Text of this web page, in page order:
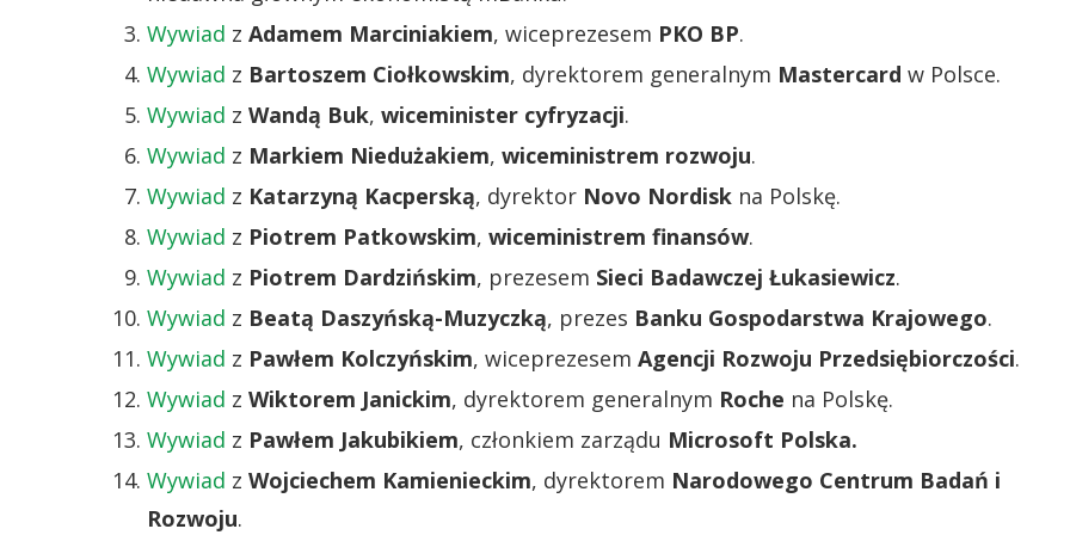
Wywiad z Adamem Marciniakiem, wiceprezesem PKO BP.
Wywiad z Bartoszem Ciołkowskim, dyrektorem generalnym Mastercard w Polsce.
Wywiad z Wandą Buk, wiceminister cyfryzacji.
Wywiad z Markiem Niedużakiem, wiceministrem rozwoju.
Wywiad z Katarzyną Kacperską, dyrektor Novo Nordisk na Polskę.
Wywiad z Piotrem Patkowskim, wiceministrem finansów.
Wywiad z Piotrem Dardzińskim, prezesem Sieci Badawczej Łukasiewicz.
Wywiad z Beatą Daszyńską-Muzyczką, prezes Banku Gospodarstwa Krajowego.
Wywiad z Pawłem Kolczyńskim, wiceprezesem Agencji Rozwoju Przedsiębiorczości.
Wywiad z Wiktorem Janickim, dyrektorem generalnym Roche na Polskę.
Wywiad z Pawłem Jakubikiem, członkiem zarządu Microsoft Polska.
Wywiad z Wojciechem Kamienieckim, dyrektorem Narodowego Centrum Badań i
Rozwoju.